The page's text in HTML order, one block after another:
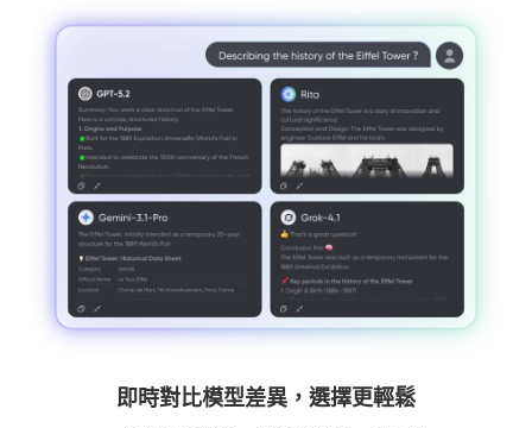
即時對比模型差異，選擇更輕鬆